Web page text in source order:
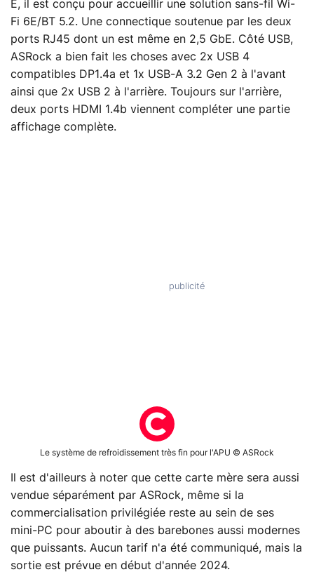
E, il est conçu pour accueillir une solution sans-fil Wi-
Fi 6E/BT 5.2. Une connectique soutenue par les deux
ports RJ45 dont un est même en 2,5 GbE. Côté USB,
ASRock a bien fait les choses avec 2x USB 4
compatibles DP1.4a et 1x USB-A 3.2 Gen 2 à l'avant
ainsi que 2x USB 2 à l'arrière. Toujours sur l'arrière,
deux ports HDMI 1.4b viennent compléter une partie
affichage complète.
Le système de refroidissement très fin pour l'APU © ASRock
Il est d'ailleurs à noter que cette carte mère sera aussi
vendue séparément par ASRock, même si la
commercialisation privilégiée reste au sein de ses
mini-PC pour aboutir à des barebones aussi modernes
que puissants. Aucun tarif n'a été communiqué, mais la
sortie est prévue en début d'année 2024.